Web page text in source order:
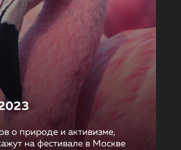
о природе и активизме,
на фестивале в Москве